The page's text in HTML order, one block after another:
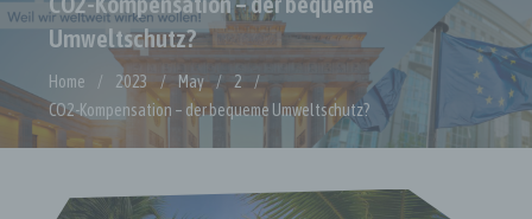
Umweltschutz?
Home 2023 May
2
CO2-Kompensation – der bequeme Umweltschutz?